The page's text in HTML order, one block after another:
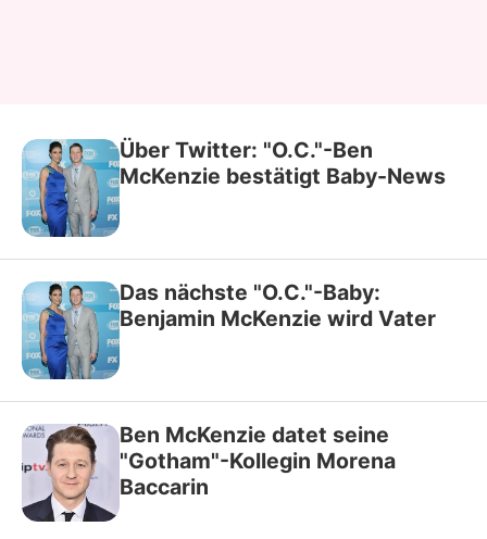
Über Twitter: "O.C."-Ben
McKenzie bestätigt Baby-News
Das nächste "O.C."-Baby:
Benjamin McKenzie wird Vater
Ben McKenzie datet seine
"Gotham"-Kollegin Morena
Baccarin